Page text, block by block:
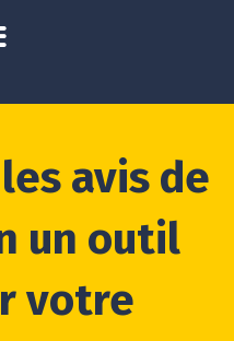
avis de
un outil
votre